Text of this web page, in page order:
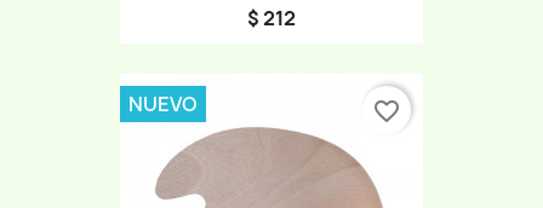
$ 212
NUEVO favorite_border